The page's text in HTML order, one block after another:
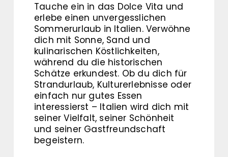
Tauche ein in das Dolce Vita und
erlebe einen unvergesslichen
Sommerurlaub in Italien. Verwöhne
dich mit Sonne, Sand und
kulinarischen Köstlichkeiten,
während du die historischen
Schätze erkundest. Ob du dich für
Strandurlaub, Kulturerlebnisse oder
einfach nur gutes Essen
interessierst – Italien wird dich mit
seiner Vielfalt, seiner Schönheit
und seiner Gastfreundschaft
begeistern.